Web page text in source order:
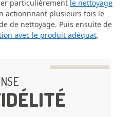
particulièrement le nettoyage
actionnnant plusieurs fois le
de nettoyage. Puis ensuite de
avec le produit adéquat.